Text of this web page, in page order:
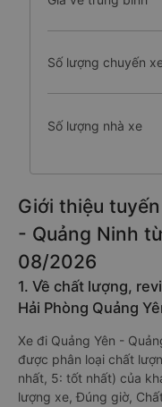
Số lượng chuyến
Số lượng nhà xe
Giới thiệu
- Quảng Ninh
08/2026
1. Về chất lượng,
Hải Phòng Quảng
Xe đi Quảng Yên -
được phân loại chất
nhất, 5: tốt nhất) của
lượng xe, Đúng giờ,